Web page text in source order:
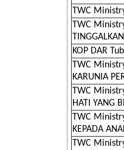
TWC
TWC
KOP DAR
TWC
KARUNIA
TWC
HATI YANG
TWC
KEPADA
TWC